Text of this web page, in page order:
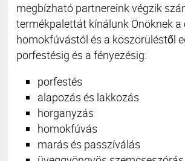
megbízható partnereink végzik
termékpalettát kínálunk Önöknek a
homokfúvástól és a köszörüléstől
porfestésig és a fényezésig:
porfestés
alapozás és lakkozás
horganyzás
homokfúvás
marás és passzíválás